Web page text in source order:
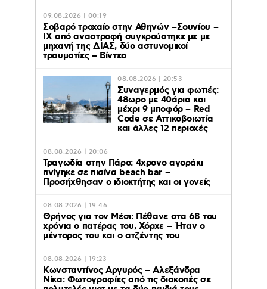
09.08.2026 | 00:19
Σοβαρό τροχαίο στην Αθηνών –Σουνίου –
ΙΧ από αναστροφή συγκρούστηκε με με
μηχανή της ΔΙΑΣ, δύο αστυνομικοί
τραυματίες – Βίντεο
08.08.2026 | 20:53
Συναγερμός για φωτιές:
48ωρο με 40άρια και
μέχρι 9 μποφόρ – Red
Code σε Αττικοβοιωτία
και άλλες 12 περιοχές
08.08.2026 | 20:06
Τραγωδία στην Πάρο: 4χρονο αγοράκι
πνίγηκε σε πισίνα beach bar –
Προσήχθησαν ο ιδιοκτήτης και οι γονείς
08.08.2026 | 19:46
Θρήνος για τον Μέσι: Πέθανε στα 68 του
χρόνια ο πατέρας του, Χόρχε – Ήταν ο
μέντορας του και ο ατζέντης του
08.08.2026 | 19:23
Κωνσταντίνος Αργυρός – Αλεξάνδρα
Νίκα: Φωτογραφίες από τις διακοπές σε